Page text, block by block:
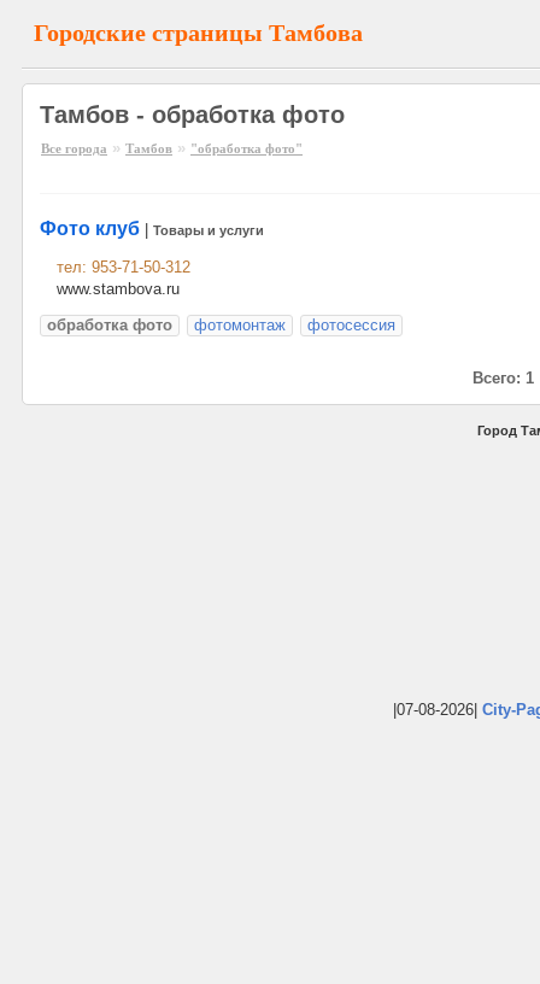
Городские страницы Тамбова
Тамбов - обработка фото
Все города » Тамбов » "обработка фото"
Фото клуб Товары и услуги
тел: 953-71-50-312
www.stambova.ru
обработка фото
фотомонтаж фотосессия
Всего: 1
Город
|07-08-2026| City-